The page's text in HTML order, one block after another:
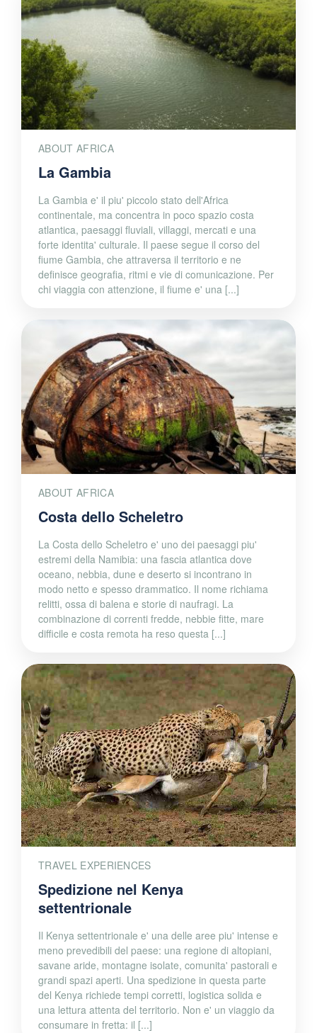
ABOUT AFRICA
La Gambia
La Gambia e' il piu' piccolo stato dell'Africa
continentale, ma concentra in poco spazio costa
atlantica, paesaggi fluviali, villaggi, mercati e una
forte identita' culturale. Il paese segue il corso del
fiume Gambia, che attraversa il territorio e ne
definisce geografia, ritmi e vie di comunicazione. Per
chi viaggia con attenzione, il fiume e' una [...]
ABOUT AFRICA
Costa dello Scheletro
La Costa dello Scheletro e' uno dei paesaggi piu'
estremi della Namibia: una fascia atlantica dove
oceano, nebbia, dune e deserto si incontrano in
modo netto e spesso drammatico. Il nome richiama
relitti, ossa di balena e storie di naufragi. La
combinazione di correnti fredde, nebbie fitte, mare
difficile e costa remota ha reso questa [...]
TRAVEL EXPERIENCES
Spedizione nel Kenya
settentrionale
Il Kenya settentrionale e' una delle aree piu' intense e
meno prevedibili del paese: una regione di altopiani,
savane aride, montagne isolate, comunita' pastorali e
grandi spazi aperti. Una spedizione in questa parte
del Kenya richiede tempi corretti, logistica solida e
una lettura attenta del territorio. Non e' un viaggio da
consumare in fretta: il [...]